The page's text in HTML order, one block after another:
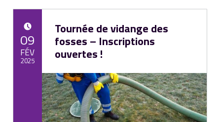
Tournée de vidange des
fosses – Inscriptions
ouvertes !
09
FÉV
2025